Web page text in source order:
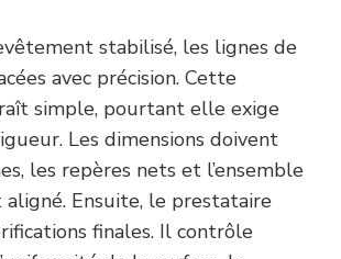
stabilisé, les lignes de
avec précision. Cette
simple, pourtant elle exige
Les dimensions doivent
les repères nets et l’ensemble
Ensuite, le prestataire
finales. Il contrôle